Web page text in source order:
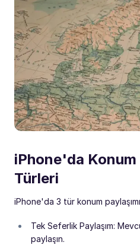
iPhone'da Konum
Türleri
iPhone'da 3 tür konum
Tek Seferlik Paylaşım:
paylaşın.